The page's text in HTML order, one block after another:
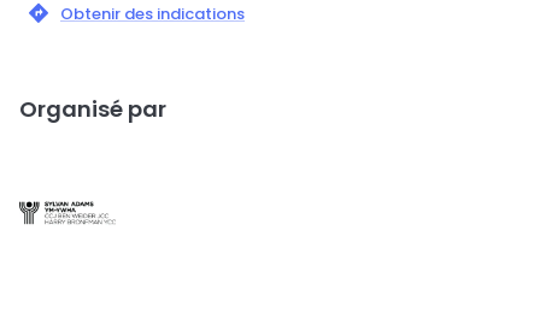
Obtenir des indications
Organisé par